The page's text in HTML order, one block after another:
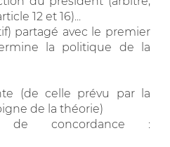
12 et 16)...
partagé avec le premier
la politique de la
(de celle prévu par la
de la théorie)
concordance :